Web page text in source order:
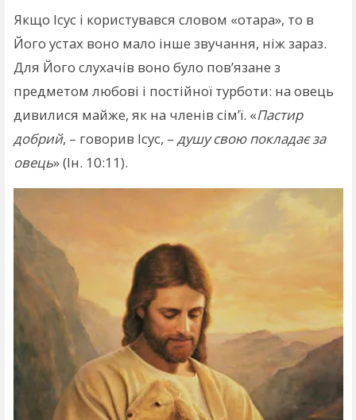
Якщо Ісус і користувався словом «отара», то в
Його устах воно мало інше звучання, ніж зараз.
Для Його слухачів воно було пов’язане з
предметом любові і постійної турботи: на овець
дивилися майже, як на членів сім’ї. «Пастир
добрий, – говорив Ісус, – душу свою покладає за
овець» (Ін. 10:11).